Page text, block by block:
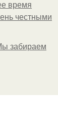
время
честными
забираем